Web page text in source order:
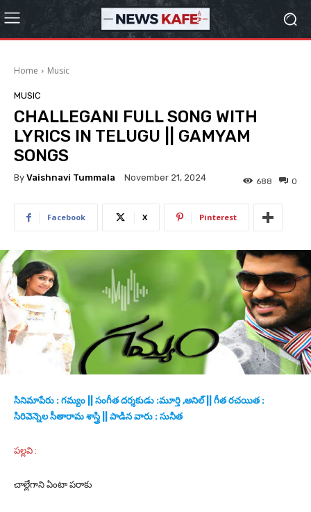
Home Music
MUSIC
CHALLEGANI FULL SONG WITH
LYRICS IN TELUGU || GAMYAM
SONGS
By Vaishnavi Tummala November 21, 2024 0
688
Facebook X Pinterest
సినిమాపేరు : గమ్యం || సంగీత దర్శకుడు :మూర్తి ,అనిల్ || గీత రచయిత :
సిరివెన్నెల సీతారామ శాస్త్రి || పాడిన వారు : సునీత
పల్లవి :
చాల్లేగాని ఏంటా పరాకు